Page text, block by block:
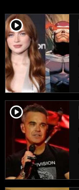
player2
player2